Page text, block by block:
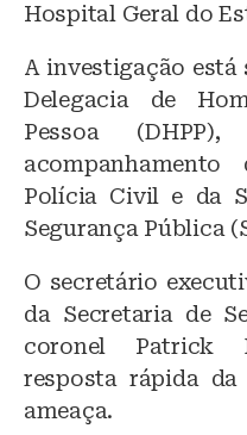
Hospital Geral do
A investigação está
Delegacia de
Pessoa
Polícia Civil e da
Segurança Pública
O secretário
da Secretaria de
coronel Patrick
resposta rápida
ameaça.